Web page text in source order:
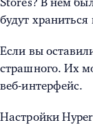
Stores? В нем
будут
Если вы
страшного. Их
веб-интерфейс.
Настройки